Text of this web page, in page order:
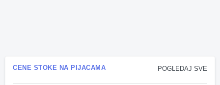
POGLEDAJ SVE
CENE STOKE NA PIJACAMA